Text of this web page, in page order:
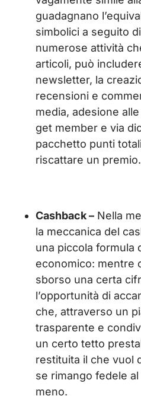
guadagnano
simbolici a seguito
numerose attività
articoli, può
newsletter, la
recensioni e
media, adesione
get member e via
pacchetto punti
riscattare un premio.
Cashback – Nella
la meccanica del
una piccola formula
economico: mentre
sborso una certa
l’opportunità di
che, attraverso un
trasparente e
un certo tetto
restituita il che vuol
se rimango fedele
meno.